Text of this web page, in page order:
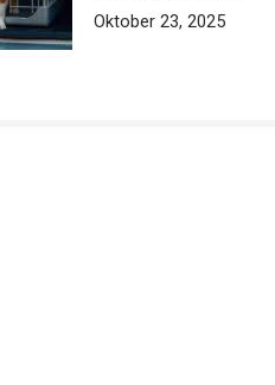
Oktober 23, 2025